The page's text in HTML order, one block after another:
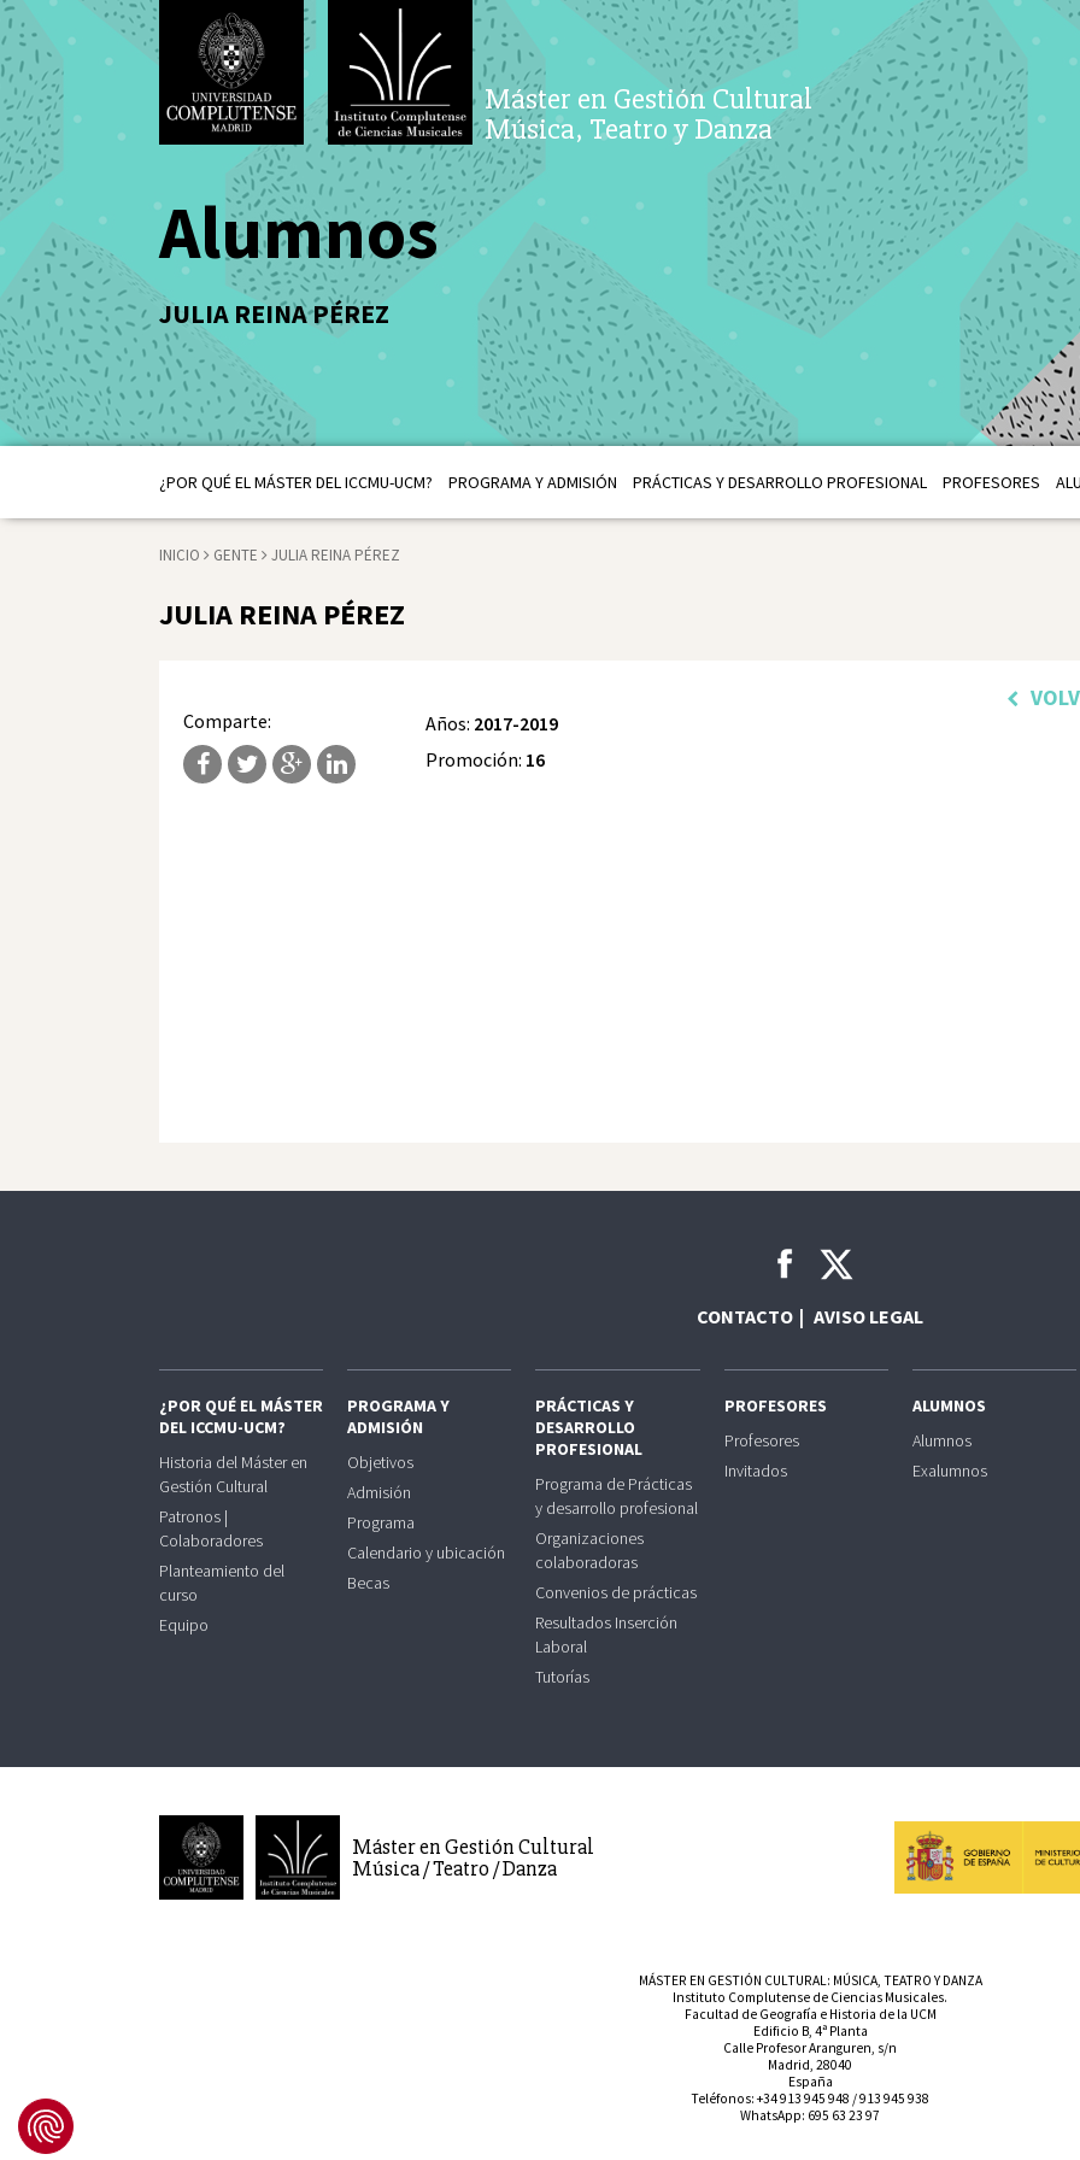
Máster en Gestión Cultural
Música, Teatro y Danza
Alumnos
JULIA REINA PÉREZ
¿POR QUÉ EL MÁSTER DEL ICCMU-UCM? PROGRAMA Y ADMISIÓN PRÁCTICAS Y DESARROLLO PROFESIONAL PROFESORES
INICIO GENTE JULIA REINA PÉREZ
JULIA REINA PÉREZ
Comparte: Años: 2017-2019
Promoción: 16
CONTACTO AVISO LEGAL
¿POR QUÉ EL MÁSTER
DEL ICCMU-UCM?
Historia del Máster en
Gestión Cultural
Patronos |
Colaboradores
Planteamiento del
curso
Equipo
PROGRAMA Y
ADMISIÓN
Objetivos
Admisión
Programa
Calendario y ubicación
Becas
PRÁCTICAS Y
DESARROLLO
PROFESIONAL
Programa de Prácticas
y desarrollo profesional
Organizaciones
colaboradoras
Convenios de prácticas
Resultados Inserción
Laboral
Tutorías
PROFESORES
Profesores
Invitados
ALUMNOS
Alumnos
Exalumnos
Máster en Gestión Cultural
Música / Teatro / Danza
MÁSTER EN GESTIÓN CULTURAL: MÚSICA, TEATRO Y DANZA
Instituto Complutense de Ciencias Musicales.
Facultad de Geografía e Historia de la UCM
Edificio B, 4ª Planta
Calle Profesor Aranguren, s/n
Madrid, 28040
España
Teléfonos: +34 913 945 948 /913 945 938
WhatsApp: 695 63 23 97